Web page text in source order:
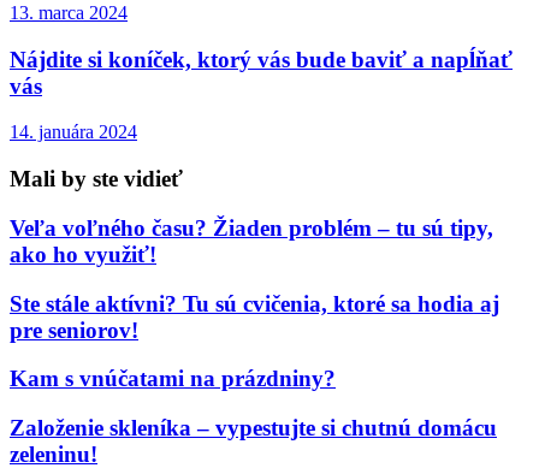
13. marca 2024
Nájdite si koníček, ktorý vás bude baviť a napĺňať
vás
14. januára 2024
Mali by ste vidieť
Veľa voľného času? Žiaden problém – tu sú tipy,
ako ho využiť!
Ste stále aktívni? Tu sú cvičenia, ktoré sa hodia aj
pre seniorov!
Kam s vnúčatami na prázdniny?
Založenie skleníka – vypestujte si chutnú domácu
zeleninu!